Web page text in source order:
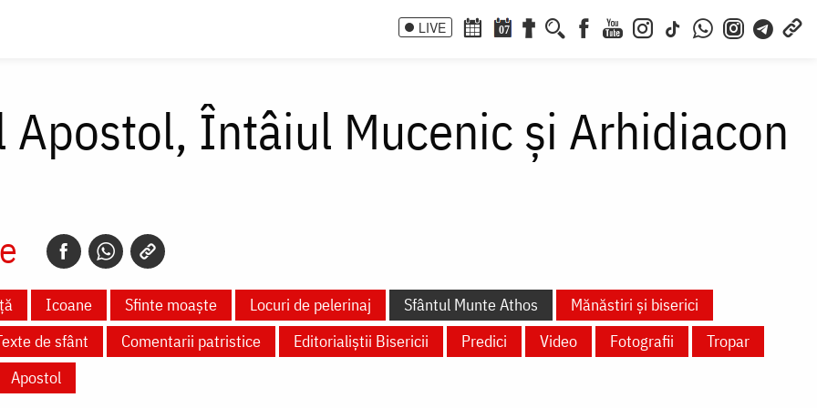
LIVE 07
Apostol, Întâiul Mucenic și Arhidiacon
Icoane Sfinte moaște Locuri de pelerinaj Sfântul Munte Athos
Mănăstiri și biserici
de sfânt Comentarii patristice Editorialiștii Bisericii Predici Video Fotografii
Tropar
Apostol